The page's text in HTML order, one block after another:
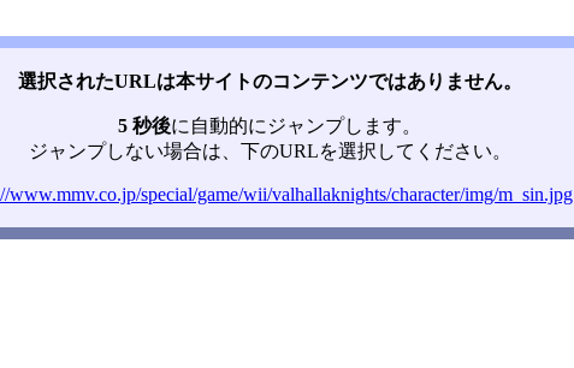
選択されたURLは本サイトのコンテンツではありません。
5 秒後に自動的にジャンプします。
ジャンプしない場合は、下のURLを選択してください。
www.mmv.co.jp/special/game/wii/valhallaknights/character/img/m_sin.jpg